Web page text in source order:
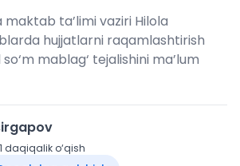
ta’limi vaziri Hilola
hujjatlarni raqamlashtirish
mablag‘ tejalishini ma’lum
1 daqiqalik o‘qish